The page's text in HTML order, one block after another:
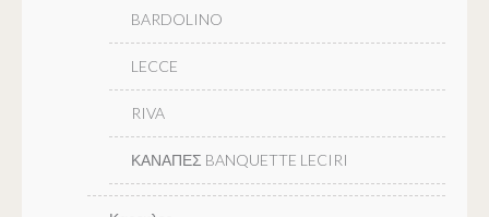
BARDOLINO
LECCE
RIVA
ΚΑΝΑΠΕΣ BANQUETTE LECIRI